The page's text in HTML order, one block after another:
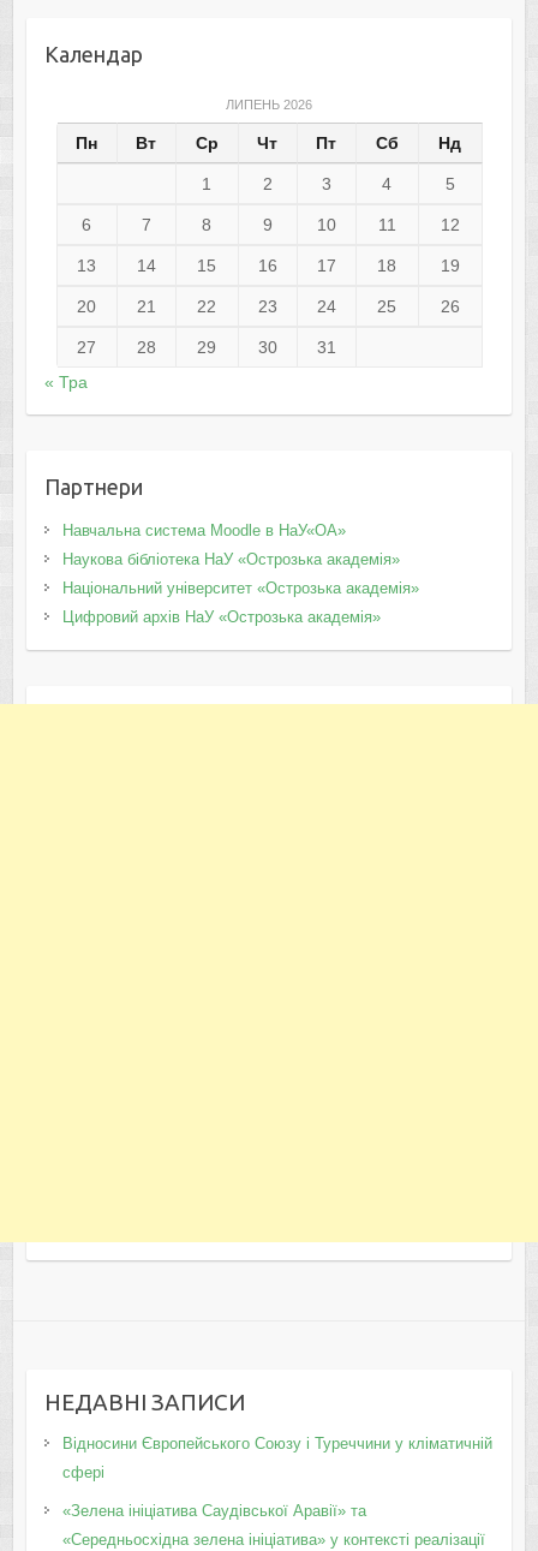
Календар
ЛИПЕНЬ 2026
Пн Вт Ср Чт Пт Сб Нд
1 2 3 4 5
6 7 8 9 10 11 12
13 14 15 16 17 18 19
20 21 22 23 24 25 26
27 28 29 30
31
« Тра
Партнери
Навчальна система Moodle в НаУ«ОА»
Наукова бібліотека НаУ «Острозька академія»
Національний університет «Острозька академія»
Цифровий архів НаУ «Острозька академія»
НЕДАВНІ ЗАПИСИ
Відносини Європейського Союзу і Туреччини у кліматичній
сфері
«Зелена ініціатива Саудівської Аравії» та
«Середньосхідна зелена ініціатива» у контексті реалізації